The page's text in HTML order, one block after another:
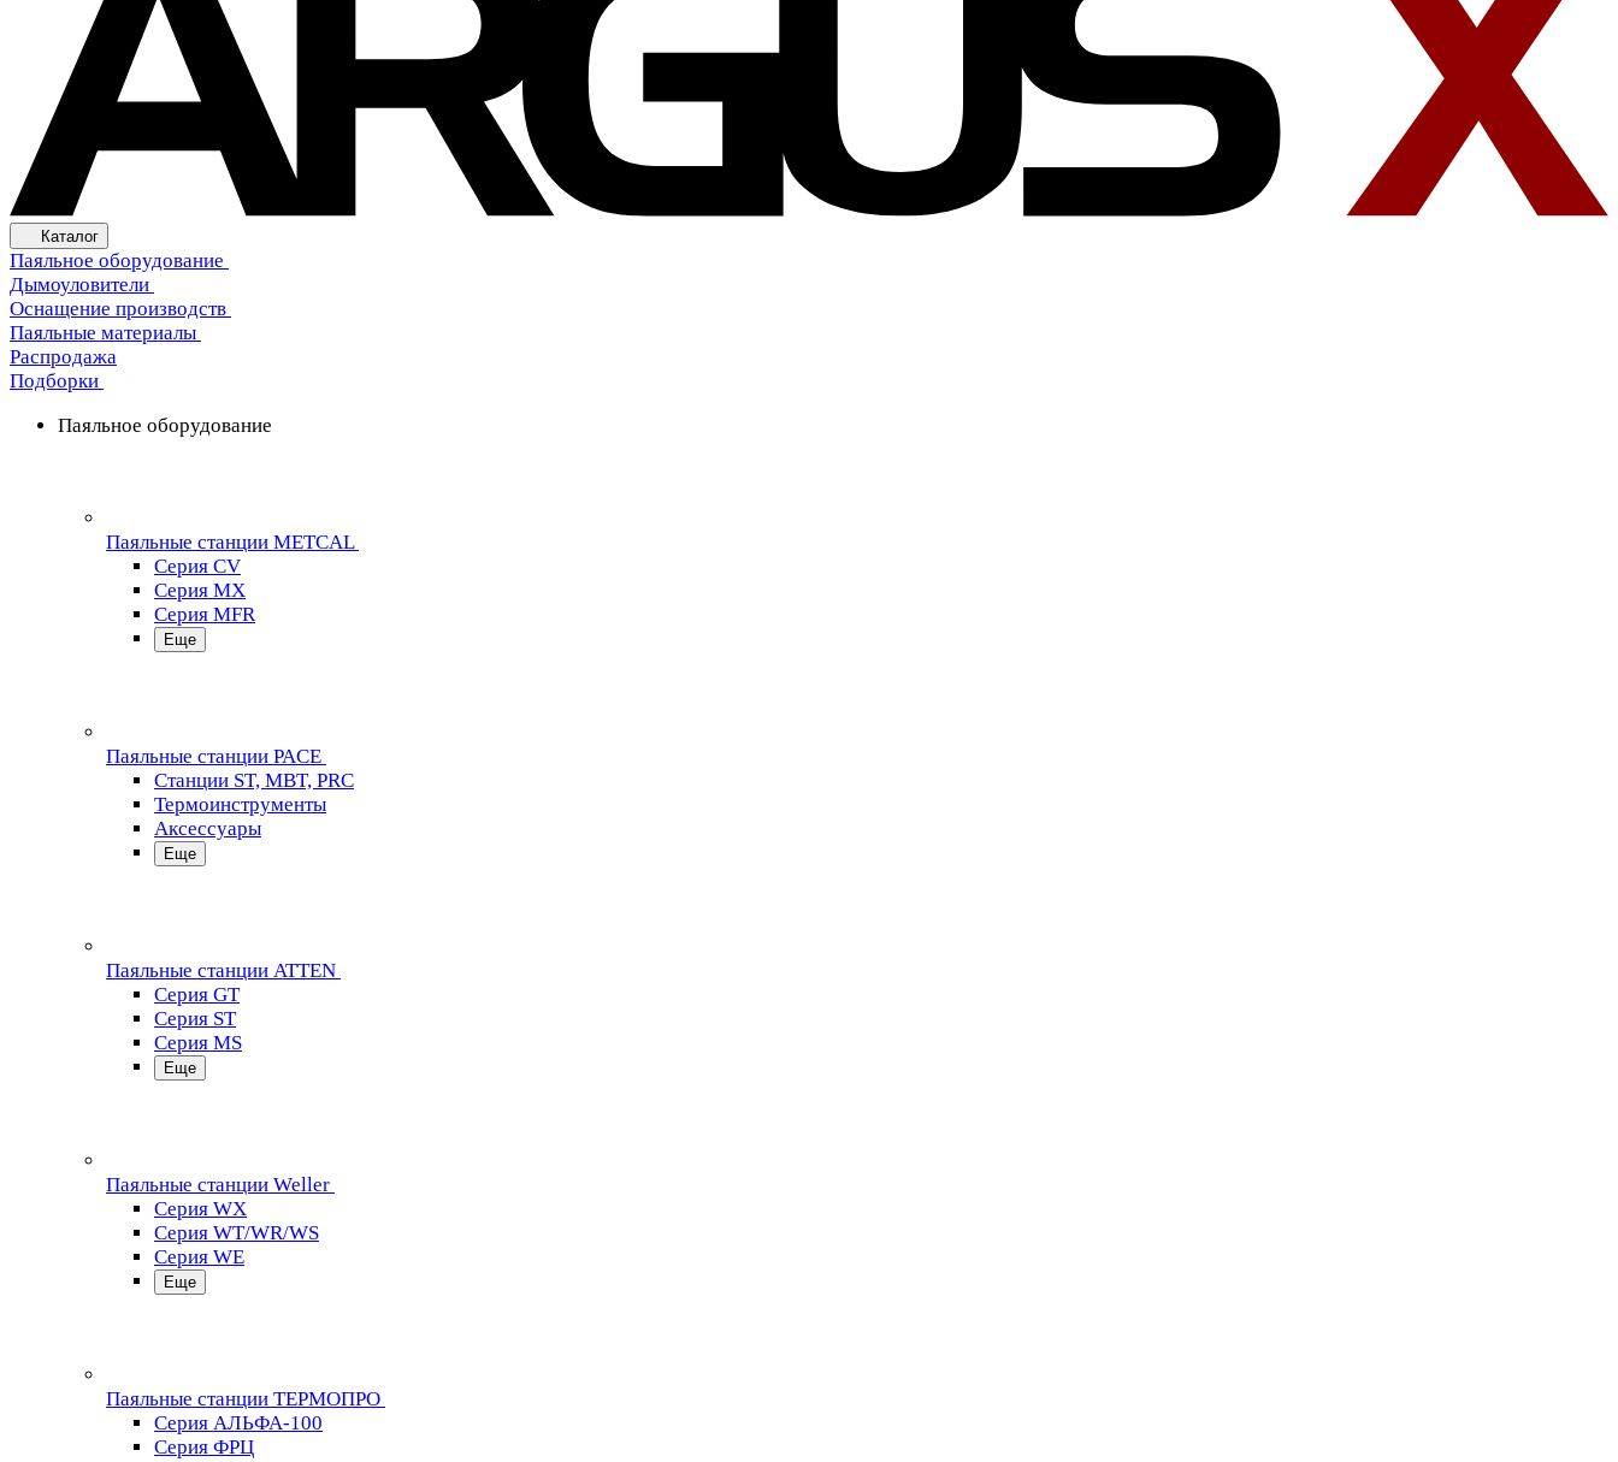
Каталог
Паяльное оборудование
Дымоуловители
Оснащение производств
Паяльные материалы
Распродажа
Подборки
Паяльное оборудование
Паяльные станции METCAL
Серия CV
Серия MX
Серия MFR
Еще
Паяльные станции PACE
Станции ST, MBT, PRC
Термоинструменты
Аксессуары
Еще
Паяльные станции ATTEN
Серия GT
Серия ST
Серия MS
Еще
Паяльные станции Weller
Серия WX
Серия WT/WR/WS
Серия WE
Еще
Паяльные станции ТЕРМОПРО
Серия АЛЬФА-100
Серия ФРЦ